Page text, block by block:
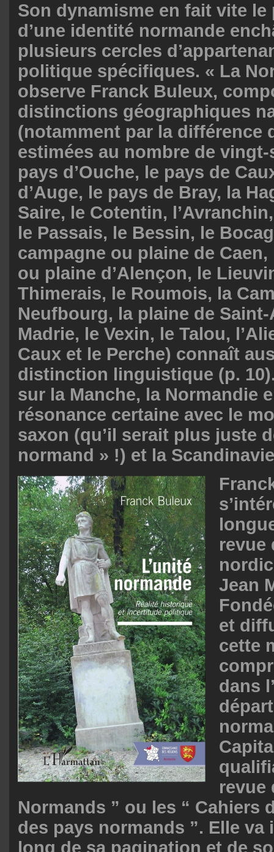
Son dynamisme en fait vite le
d’une identité normande
plusieurs cercles
politique spécifiques. « La
observe Franck Buleux,
distinctions géographiques
(notamment par la différence
estimées au nombre de
pays d’Ouche, le pays de
d’Auge, le pays de Bray, la
Saire, le Cotentin,
le Passais, le Bessin, le
campagne ou plaine de
ou plaine d’Alençon, le
Thimerais, le Roumois, la
Neufbourg, la plaine de
Madrie, le Vexin, le Talou,
Caux et le Perche) connaît
distinction linguistique (p.
sur la Manche, la Normandie
résonance certaine avec le
saxon (qu’il serait plus juste
normand » !) et la
revue
Jean
et
cette
dans
revue
Normands ” ou les “ Cahiers
des pays normands ”. Elle
long de sa pagination et de